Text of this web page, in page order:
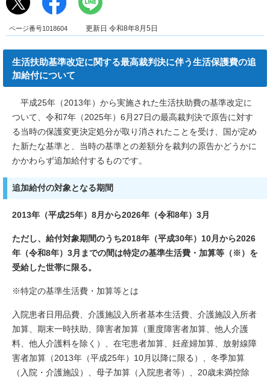
ページ番号1018604 更新日 令和8年8月5日
生活扶助基準改定に関する最高裁判決に伴う生活保護費の追
加給付について
平成25年（2013年）から実施された生活扶助費の基準改定に
ついて、令和7年（2025年）6月27日の最高裁判決で原告に対す
る当時の保護変更決定処分が取り消されたことを受け、国が定め
た新たな基準と、当時の基準との差額分を裁判の原告かどうかに
かかわらず追加給付するものです。
追加給付の対象となる期間
2013年（平成25年）8月から2026年（令和8年）3月
ただし、給付対象期間のうち2018年（平成30年）10月から2026
年（令和8年）3月までの間は特定の基準生活費・加算等（※）を
受給した世帯に限る。
※特定の基準生活費・加算等とは
入院患者日用品費、介護施設入所者基本生活費、介護施設入所者
加算、期末一時扶助、障害者加算（重度障害者加算、他人介護
料、他人介護料を除く）、在宅患者加算、妊産婦加算、放射線障
害者加算（2013年（平成25年）10月以降に限る）、冬季加算
（入院・介護施設）、母子加算（入院患者等）、20歳未満控除